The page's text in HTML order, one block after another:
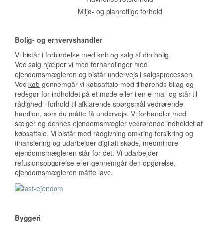
Miljø- og planretlige forhold
Bolig- og erhvervshandler
Vi bistår i forbindelse med køb og salg af din bolig.
Ved salg hjælper vi med forhandlinger med
ejendomsmægleren og bistår undervejs i salgsprocessen.
Ved køb gennemgår vi købsaftale med tilhørende bilag og
redegør for indholdet på et møde eller i en e-mail og står til
rådighed i forhold til afklarende spørgsmål vedrørende
handlen, som du måtte få undervejs. Vi forhandler med
sælger og dennes ejendomsmægler vedrørende indholdet af
købsaftale. Vi bistår med rådgivning omkring forsikring og
finansiering og udarbejder digitalt skøde, medmindre
ejendomsmægleren står for det. Vi udarbejder
refusionsopgørelse eller gennemgår den opgørelse,
ejendomsmægleren måtte lave.
Byggeri